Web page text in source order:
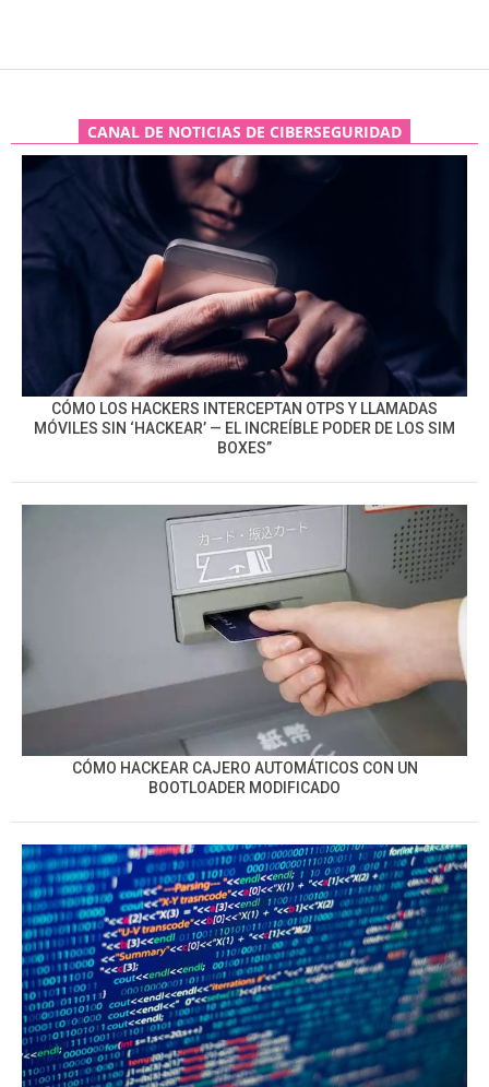
CANAL DE NOTICIAS DE CIBERSEGURIDAD
CÓMO LOS HACKERS INTERCEPTAN OTPS Y LLAMADAS
MÓVILES SIN ‘HACKEAR’ — EL INCREÍBLE PODER DE LOS SIM
BOXES”
CÓMO HACKEAR CAJERO AUTOMÁTICOS CON UN
BOOTLOADER MODIFICADO